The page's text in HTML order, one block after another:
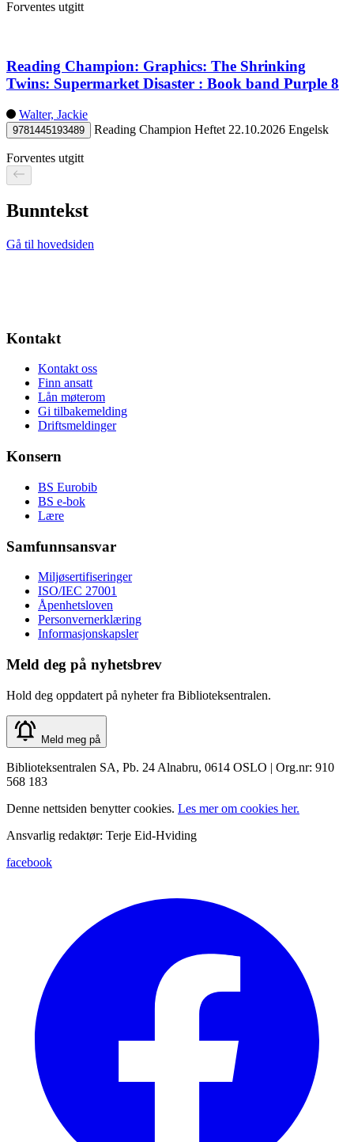
Forventes utgitt
Reading Champion: Graphics: The Shrinking
Twins: Supermarket Disaster : Book band Purple 8
Walter, Jackie
9781445193489 Reading Champion Heftet 22.10.2026 Engelsk
Forventes utgitt
Bunntekst
Gå til hovedsiden
Kontakt
Kontakt oss
Finn ansatt
Lån møterom
Gi tilbakemelding
Driftsmeldinger
Konsern
BS Eurobib
BS e-bok
Lære
Samfunnsansvar
Miljøsertifiseringer
ISO/IEC 27001
Åpenhetsloven
Personvernerklæring
Informasjonskapsler
Meld deg på nyhetsbrev
Hold deg oppdatert på nyheter fra Biblioteksentralen.
Meld meg på
Biblioteksentralen SA, Pb. 24 Alnabru, 0614 OSLO | Org.nr: 910
568 183
Denne nettsiden benytter cookies. Les mer om cookies her.
Ansvarlig redaktør: Terje Eid-Hviding
facebook